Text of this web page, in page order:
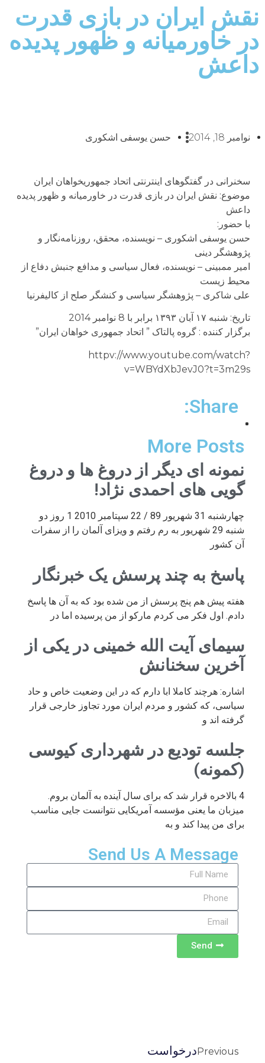
نقش ایران در بازی قدرت
در خاورمیانه و ظهور پدیده
داعش
نوامبر 18, 2014 حسن یوسفی اشکوری
سخنرانى در گفتگوهای اینترنتی اتحاد جمهوريخواهان ايران
موضوع: نقش ایران در بازی قدرت در خاورمیانه و ظهور پدیده
داعش
با حضور:
حسن یوسفی اشکوری – نویسنده، محقق، روزنامه‌نگار و
پژوهشگر دینی
امیر ممبینی – نویسنده، فعال سیاسی و مدافع جنبش دفاع از
محیط زیست
علی شاکری – پژوهشگر سیاسی و کنشگر صلح از کالیفرنیا
تاريخ: شنبه ۱۷ آبان ۱۳۹۳ برابر با 8 نوامبر 2014
برگزار کننده : گروه پالتاک ” اتحاد جمهوری خواهان ايران”
httpv://www.youtube.com/watch?
v=WBYdXbJevJ0?t=3m29s
Share:
More Posts
نمونه ای دیگر از دروغ ها و دروغ
گویی های احمدی نژاد!
چهارشنبه 31 شهریور 89 / 22 سپتامبر 2010 1 روز دو
شنبه 29 شهریور به رم رفتم و ویزای آلمان را از سفرات
آن کشور
پاسخ به چند پرسش یک خبرنگار
هفته پیش هم پنج پرسش از من شده بود که به آن ها پاسخ
دادم. اول فکر می کردم مارکو از من پرسیده اما در
سیمای آیت الله خمینی در یکی از
آخرین سخنانش
اشاره: هرچند کاملا ابا دارم که در این وضعیت خاص و حاد
سیاسی، که کشور و مردم ایران مورد تجاوز خارجی قرار
گرفته اند و
جلسه تودیع در شهرداری کیوسی
(کمونه)
4 بالاخره قرار شد که برای سال آینده به آلمان بروم.
میزبان ما یعنی مؤسسه آمریکایی نتوانست جایی مناسب
برای من پیدا کند و به
Send Us A Message
Send
Previousدرخواست